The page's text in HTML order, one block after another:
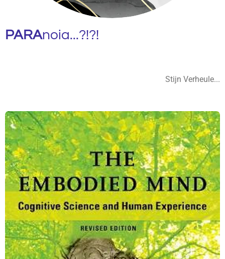
PARAnoia...?!?!
Stijn Verheule...